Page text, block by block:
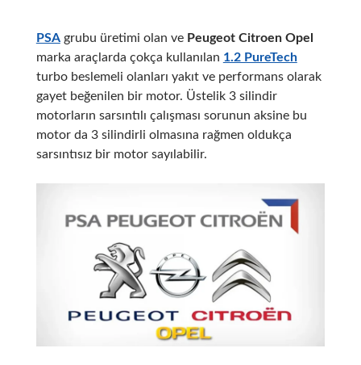
PSAgrubu üretimi olan ve Peugeot Citroen Opel
marka araçlarda çokça kullanılan 1.2 PureTech
turbo beslemeli olanları yakıt ve performans olarak
gayet beğenilen bir motor. Üstelik 3 silindir
motorların sarsıntılı çalışması sorunun aksine bu
motor da 3 silindirli olmasına rağmen oldukça
sarsıntısız bir motor sayılabilir.